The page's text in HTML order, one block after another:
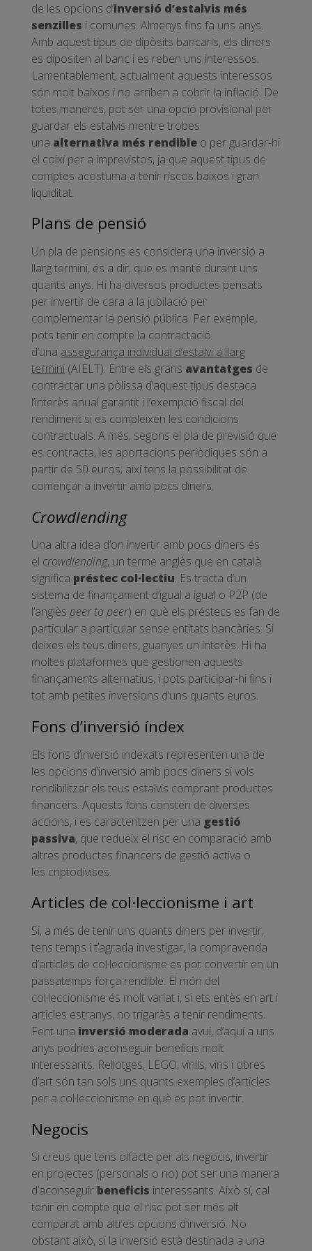
de les opcions d’inversió d’estalvis més
senzilles i comunes. Almenys fins fa uns anys.
Amb aquest tipus de dipòsits bancaris, els diners
es dipositen al banc i es reben uns interessos.
Lamentablement, actualment aquests interessos
són molt baixos i no arriben a cobrir la inflació. De
totes maneres, pot ser una opció provisional per
guardar els estalvis mentre trobes
una alternativa més rendible o per guardar-hi
el coixí per a imprevistos, ja que aquest tipus de
comptes acostuma a tenir riscos baixos i gran
liquiditat.
Plans de pensió
Un pla de pensions es considera una inversió a
llarg termini, és a dir, que es manté durant uns
quants anys. Hi ha diversos productes pensats
per invertir de cara a la jubilació per
complementar la pensió pública. Per exemple,
pots tenir en compte la contractació
d’una assegurança individual d’estalvi a llarg
termini (AIELT). Entre els grans avantatges de
contractar una pòlissa d’aquest tipus destaca
l’interès anual garantit i l’exempció fiscal del
rendiment si es compleixen les condicions
contractuals. A més, segons el pla de previsió que
es contracta, les aportacions periòdiques són a
partir de 50 euros; així tens la possibilitat de
començar a invertir amb pocs diners.
Crowdlending
Una altra idea d’on invertir amb pocs diners és
el crowdlending, un terme anglès que en català
significa préstec col·lectiu. Es tracta d’un
sistema de finançament d’igual a igual o P2P (de
l’anglès peer to peer) en què els préstecs es fan de
particular a particular sense entitats bancàries. Si
deixes els teus diners, guanyes un interès. Hi ha
moltes plataformes que gestionen aquests
finançaments alternatius, i pots participar-hi fins i
tot amb petites inversions d’uns quants euros.
Fons d’inversió índex
Els fons d’inversió indexats representen una de
les opcions d’inversió amb pocs diners si vols
rendibilitzar els teus estalvis comprant productes
financers. Aquests fons consten de diverses
accions, i es caracteritzen per una gestió
passiva, que redueix el risc en comparació amb
altres productes financers de gestió activa o
les criptodivises.
Articles de col·leccionisme i art
Si, a més de tenir uns quants diners per invertir,
tens temps i t’agrada investigar, la compravenda
d’articles de col·leccionisme es pot convertir en un
passatemps força rendible. El món del
col·leccionisme és molt variat i, si ets entès en art i
articles estranys, no trigaràs a tenir rendiments.
Fent una inversió moderada avui, d’aquí a uns
anys podries aconseguir beneficis molt
interessants. Rellotges, LEGO, vinils, vins i obres
d’art són tan sols uns quants exemples d’articles
per a col·leccionisme en què es pot invertir.
Negocis
Si creus que tens olfacte per als negocis, invertir
en projectes (personals o no) pot ser una manera
d’aconseguir beneficis interessants. Això sí, cal
tenir en compte que el risc pot ser més alt
comparat amb altres opcions d’inversió. No
obstant això, si la inversió està destinada a una